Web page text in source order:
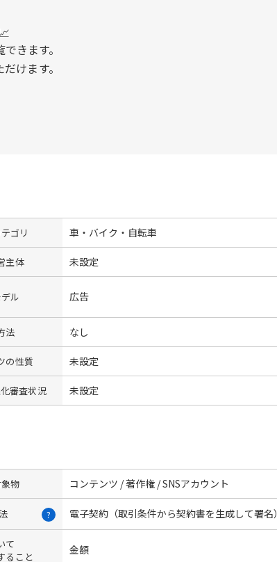
きます。
けます。
ゴリ 車・バイク・自転車
主体 未設定
ル 広告
法 なし
の性質 未設定
審査状況 未設定
物 コンテンツ / 著作権 / SNSアカウント
? 電子契約（取引条件から契約書を生成して署名）
て
ること
金額